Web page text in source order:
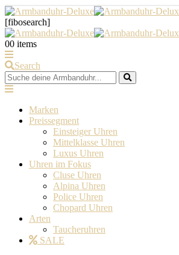
[fibosearch]
00 items
Search
Marken
Preissegment
Einsteiger Uhren
Mittelklasse Uhren
Luxus Uhren
Uhren im Fokus
Cluse Uhren
Alpina Uhren
Police Uhren
Chopard Uhren
Arten
Taucheruhren
SALE